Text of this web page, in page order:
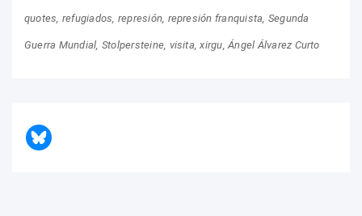
quotes refugiados represión represión franquista Segunda
Guerra Mundial Stolpersteine visita xirgu Ángel Álvarez Curto